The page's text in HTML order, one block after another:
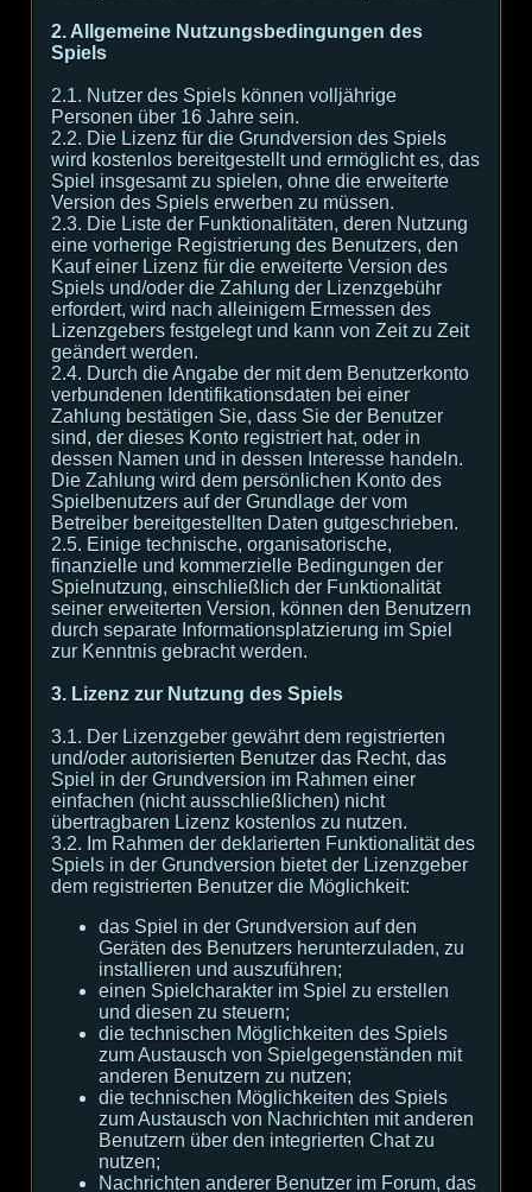
2. Allgemeine Nutzungsbedingungen des
Spiels
2.1. Nutzer des Spiels können volljährige
Personen über 16 Jahre sein.
2.2. Die Lizenz für die Grundversion des Spiels
wird kostenlos bereitgestellt und ermöglicht es, das
Spiel insgesamt zu spielen, ohne die erweiterte
Version des Spiels erwerben zu müssen.
2.3. Die Liste der Funktionalitäten, deren Nutzung
eine vorherige Registrierung des Benutzers, den
Kauf einer Lizenz für die erweiterte Version des
Spiels und/oder die Zahlung der Lizenzgebühr
erfordert, wird nach alleinigem Ermessen des
Lizenzgebers festgelegt und kann von Zeit zu Zeit
geändert werden.
2.4. Durch die Angabe der mit dem Benutzerkonto
verbundenen Identifikationsdaten bei einer
Zahlung bestätigen Sie, dass Sie der Benutzer
sind, der dieses Konto registriert hat, oder in
dessen Namen und in dessen Interesse handeln.
Die Zahlung wird dem persönlichen Konto des
Spielbenutzers auf der Grundlage der vom
Betreiber bereitgestellten Daten gutgeschrieben.
2.5. Einige technische, organisatorische,
finanzielle und kommerzielle Bedingungen der
Spielnutzung, einschließlich der Funktionalität
seiner erweiterten Version, können den Benutzern
durch separate Informationsplatzierung im Spiel
zur Kenntnis gebracht werden.
3. Lizenz zur Nutzung des Spiels
3.1. Der Lizenzgeber gewährt dem registrierten
und/oder autorisierten Benutzer das Recht, das
Spiel in der Grundversion im Rahmen einer
einfachen (nicht ausschließlichen) nicht
übertragbaren Lizenz kostenlos zu nutzen.
3.2. Im Rahmen der deklarierten Funktionalität des
Spiels in der Grundversion bietet der Lizenzgeber
dem registrierten Benutzer die Möglichkeit:
das Spiel in der Grundversion auf den
Geräten des Benutzers herunterzuladen, zu
installieren und auszuführen;
einen Spielcharakter im Spiel zu erstellen
und diesen zu steuern;
die technischen Möglichkeiten des Spiels
zum Austausch von Spielgegenständen mit
anderen Benutzern zu nutzen;
die technischen Möglichkeiten des Spiels
zum Austausch von Nachrichten mit anderen
Benutzern über den integrierten Chat zu
nutzen;
Nachrichten anderer Benutzer im Forum, das